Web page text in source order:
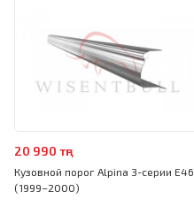
20 990 тңг
Кузовной порог Alpina 3-серии E46
(1999–2000)